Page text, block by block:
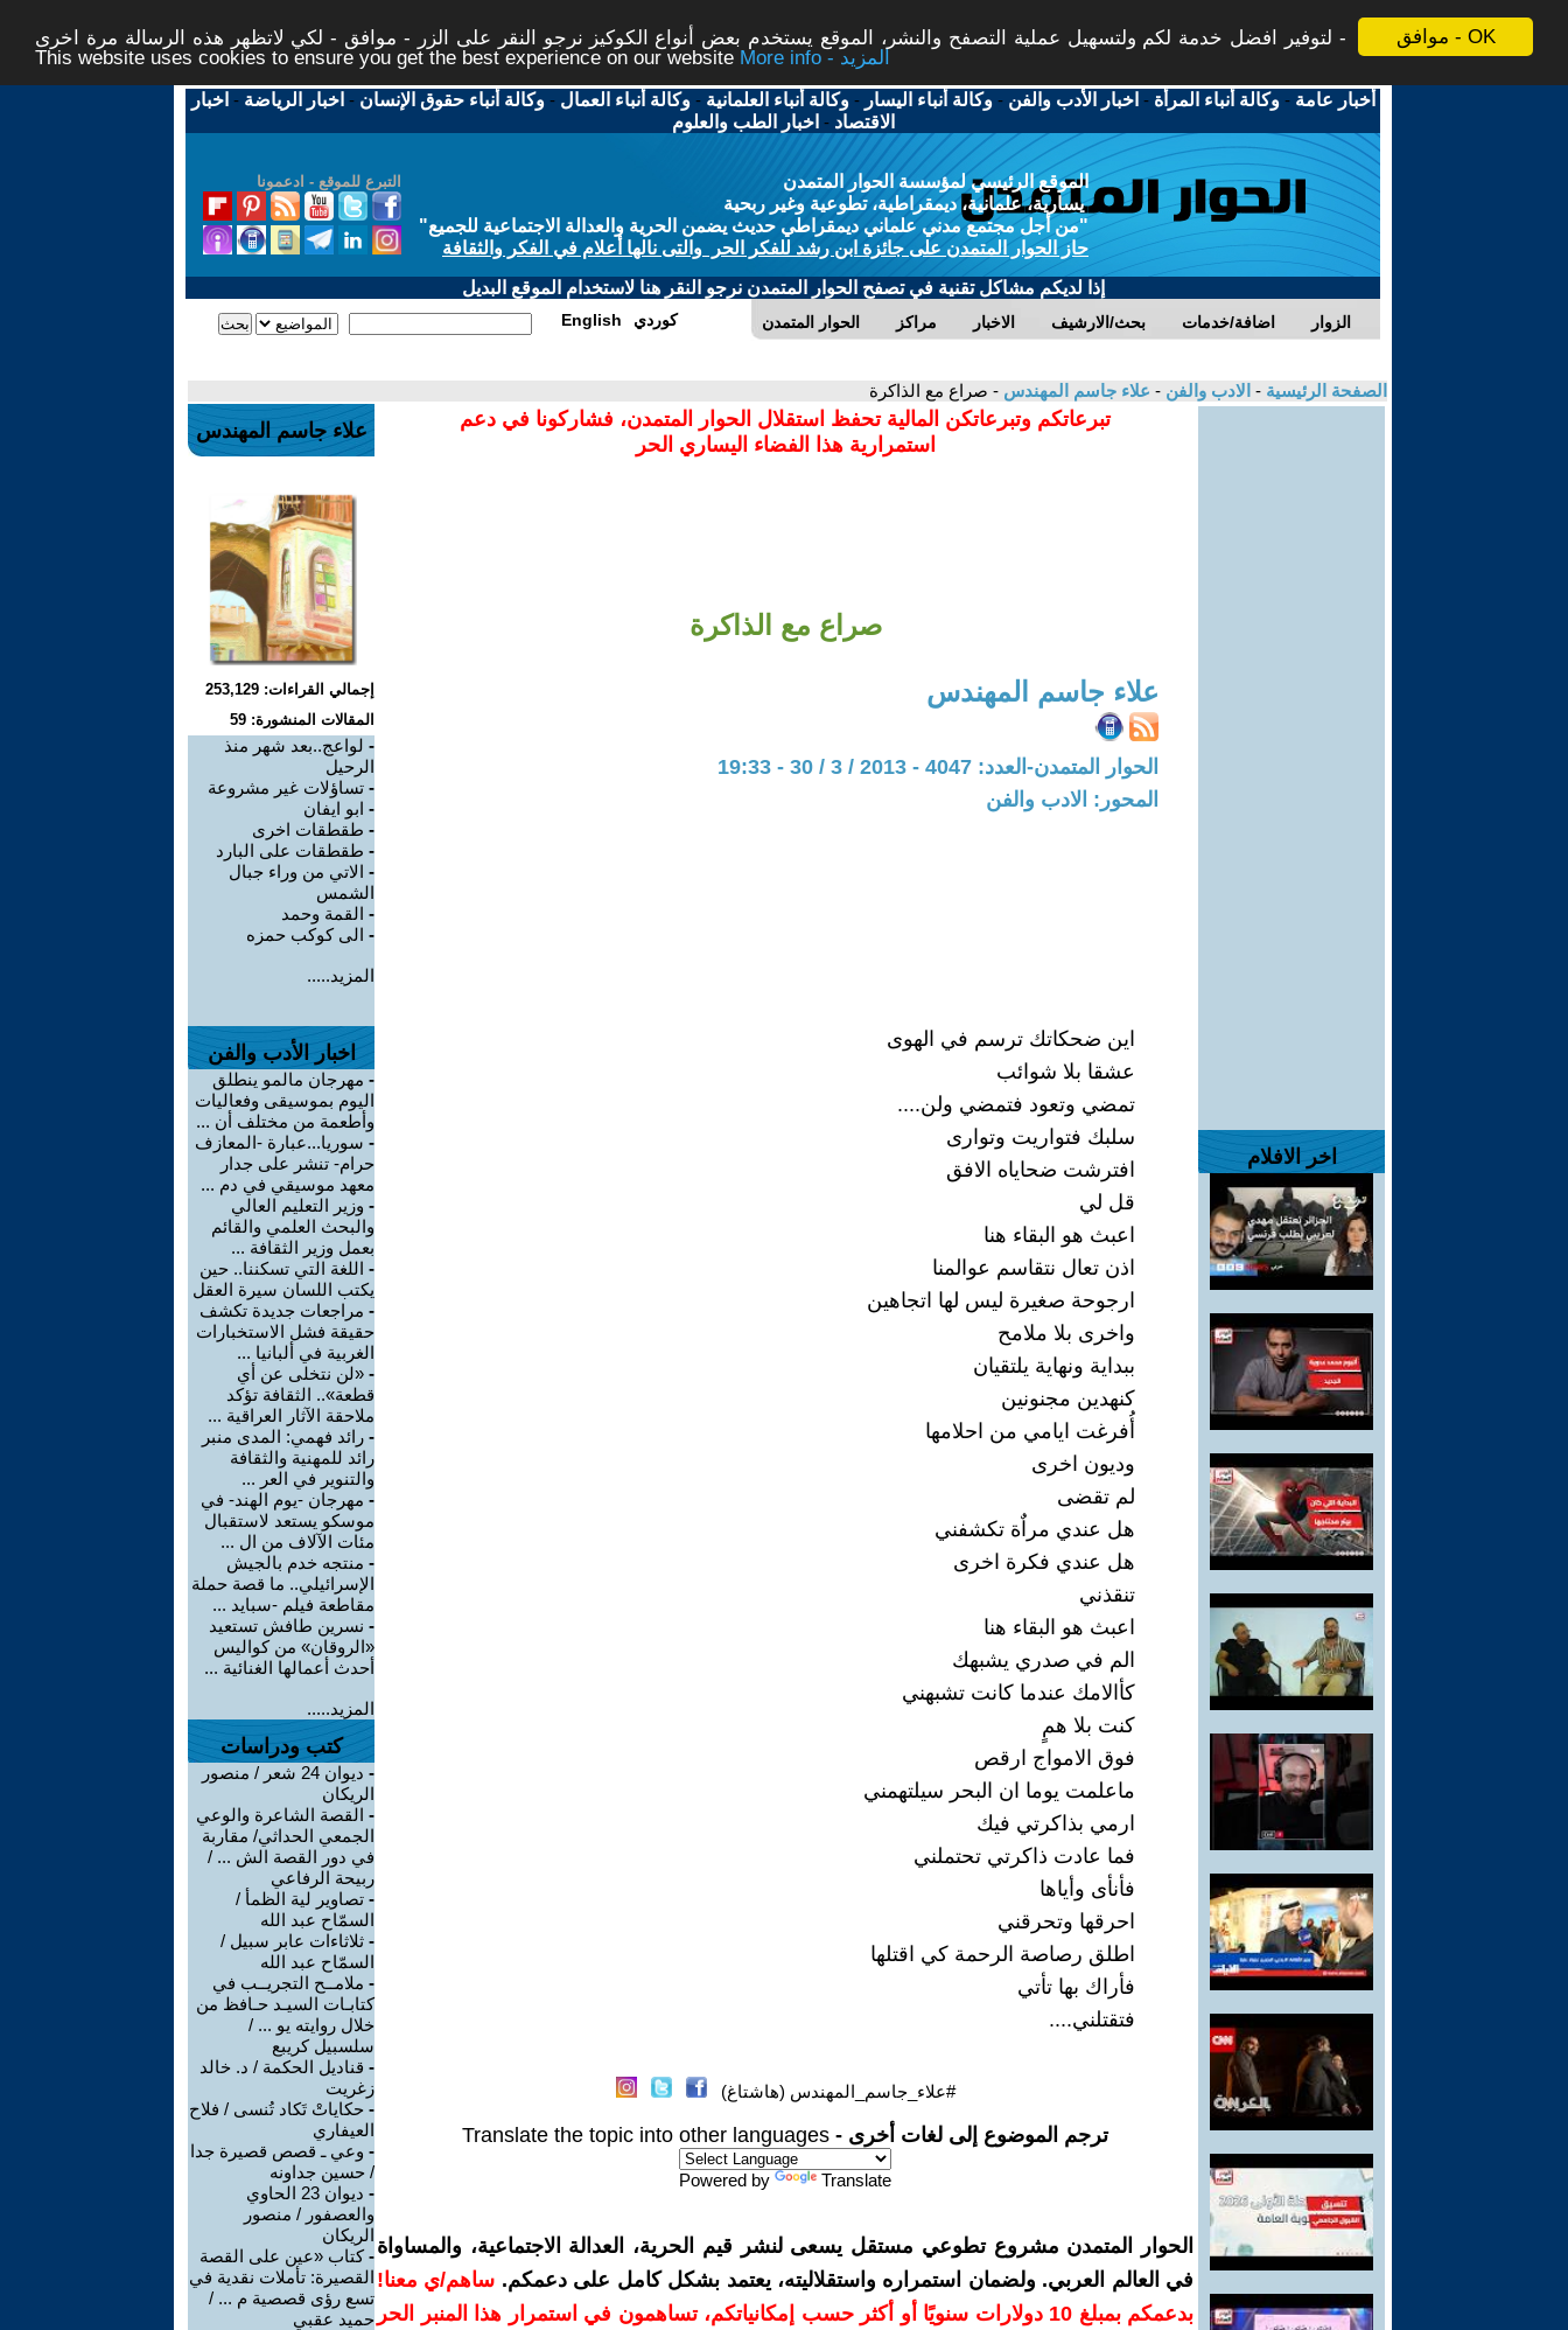
موافق - OK
لتوفير افضل خدمة لكم ولتسهيل عملية التصفح والنشر، الموقع يستخدم بعض أنواع الكوكيز نرجو النقر على الزر - موافق - لكي لاتظهر هذه الرسالة مرة اخرى -
This website uses cookies to ensure you get the best experience on our website
More info - المزيد
أخبار عامة -وكالة أنباء المرأة - اخبار الأدب والفن -وكالة أنباء اليسار -وكالة أنباء العلمانية -وكالة أنباء العمال -وكالة أنباء حقوق الإنسان - اخبار الرياضة - اخبار
الاقتصاد - اخبار الطب والعلوم
التبرع للموقع - ادعمونا
الموقع الرئيسي لمؤسسة الحوار المتمدن
يسارية، علمانية، ديمقراطية، تطوعية وغير ربحية
"من أجل مجتمع مدني علماني ديمقراطي حديث يضمن الحرية والعدالة الاجتماعية للجميع"
حاز الحوار المتمدن على جائزة ابن رشد للفكر الحر والتى نالها أعلام في الفكر والثقافة
إذا لديكم مشاكل تقنية في تصفح الحوار المتمدن نرجو النقر هنا لاستخدام الموقع البديل
الحوار المتمدن مراكز الاخبار بحث/الارشيف اضافة/خدمات الزوار English كوردي
الصفحة الرئيسية - الادب والفن - علاء جاسم المهندس - صراع مع الذاكرة
اخر الافلام
تبرعاتكم وتبرعاتكن المالية تحفظ استقلال الحوار المتمدن، فشاركونا في دعم
استمرارية هذا الفضاء اليساري الحر
صراع مع الذاكرة
علاء جاسم المهندس
الحوار المتمدن-العدد: 4047 - 2013 / 3 / 30 - 19:33
المحور: الادب والفن
اين ضحكاتك ترسم في الهوى
عشقا بلا شوائب
تمضي وتعود فتمضي ولن....
سلبك فتواريت وتوارى
افترشت ضحاياه الافق
قل لي
اعبث هو البقاء هنا
اذن تعال نتقاسم عوالمنا
ارجوحة صغيرة ليس لها اتجاهين
واخرى بلا ملامح
ببداية ونهاية يلتقيان
كنهدين مجنونين
أُفرغت ايامي من احلامها
وديون اخرى
لم تقضى
هل عندي مراٌة تكشفني
هل عندي فكرة اخرى
تنقذني
اعبث هو البقاء هنا
الم في صدري يشبهك
كأالامك عندما كانت تشبهني
كنت بلا همٍ
فوق الامواج ارقص
ماعلمت يوما ان البحر سيلتهمني
ارمي بذاكرتي فيك
فما عادت ذاكرتي تحتملني
فأنأى وأياها
احرقها وتحرقني
اطلق رصاصة الرحمة كي اقتلها
فأراك بها تأتي
فتقتلني....
#علاء_جاسم_المهندس (هاشتاغ)
ترجم الموضوع إلى لغات أخرى - Translate the topic into other languages
Powered by Translate
الحوار المتمدن مشروع تطوعي مستقل يسعى لنشر قيم الحرية، العدالة الاجتماعية، والمساواة
في العالم العربي. ولضمان استمراره واستقلاليته، يعتمد بشكل كامل على دعمكم. ساهم/ي معنا!
بدعمكم بمبلغ 10 دولارات سنويًا أو أكثر حسب إمكانياتكم، تساهمون في استمرار هذا المنبر الحر
علاء جاسم المهندس
إجمالي القراءات: 253,129
المقالات المنشورة: 59
- لواعج..بعد شهر منذ
الرحيل
- تساؤلات غير مشروعة
- ابو ايفان
- طقطقات اخرى
- طقطقات على البارد
- الاتي من وراء جبال
الشمس
- القمة وحمد
- الى كوكب حمزه
المزيد.....
اخبار الأدب والفن
- مهرجان مالمو ينطلق
اليوم بموسيقى وفعاليات
وأطعمة من مختلف أن ...
- سوريا...عبارة -المعازف
حرام- تنشر على جدار
معهد موسيقي في دم ...
- وزير التعليم العالي
والبحث العلمي والقائم
بعمل وزير الثقافة ...
- اللغة التي تسكننا.. حين
يكتب اللسان سيرة العقل
- مراجعات جديدة تكشف
حقيقة فشل الاستخبارات
الغربية في ألبانيا ...
- «لن نتخلى عن أي
قطعة».. الثقافة تؤكد
ملاحقة الآثار العراقية ...
- رائد فهمي: المدى منبر
رائد للمهنية والثقافة
والتنوير في العر ...
- مهرجان -يوم الهند- في
موسكو يستعد لاستقبال
مئات الآلاف من ال ...
- منتجه خدم بالجيش
الإسرائيلي.. ما قصة حملة
مقاطعة فيلم -سبايد ...
- نسرين طافش تستعيد
«الروقان» من كواليس
أحدث أعمالها الغنائية ...
المزيد.....
كتب ودراسات
-
ديوان 24 شعر / منصور
الريكان
- القصة الشاعرة والوعي
الجمعي الحداثي/ مقاربة
في دور القصة الش ... /
ربيحة الرفاعي
- تصاوير لية الظمأ /
السمّاح عبد الله
- ثلاثاءات عابر سبيل /
السمّاح عبد الله
- ملامــح التجريــب في
كتابـات السيـد حـافظ من
خلال روايته يو ... /
سلسبيل كريبع
- قناديل الحكمة / د. خالد
زغريت
- حكاياتْ تَكاد تُنسى / فلاح
العيفاري
- وعي ـ قصص قصيرة جدا
/ حسين جداونه
-
ديوان 23 الحاوي
والعصفور / منصور
الريكان
-كتاب «عين على القصة
القصيرة: تأملات نقدية في
تسع رؤى قصصية م ... /
حميد عقبي